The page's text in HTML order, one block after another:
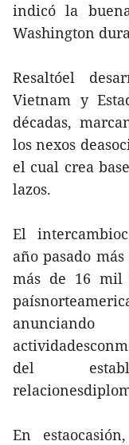
indicó la
Washington
Resaltóel
Vietnam y
décadas,
los nexos
el cual crea
lazos.
El
año pasado
más de 16 mil
del
En